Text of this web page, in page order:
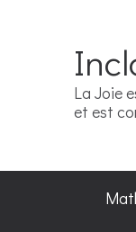
La Joie
et est